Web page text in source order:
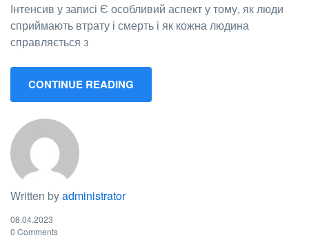
Інтенсив у записі Є особливий аспект у тому, як люди
сприймають втрату і смерть і як кожна людина
справляється з
CONTINUE READING
Written byadministrator
08.04.2023
0 Comments